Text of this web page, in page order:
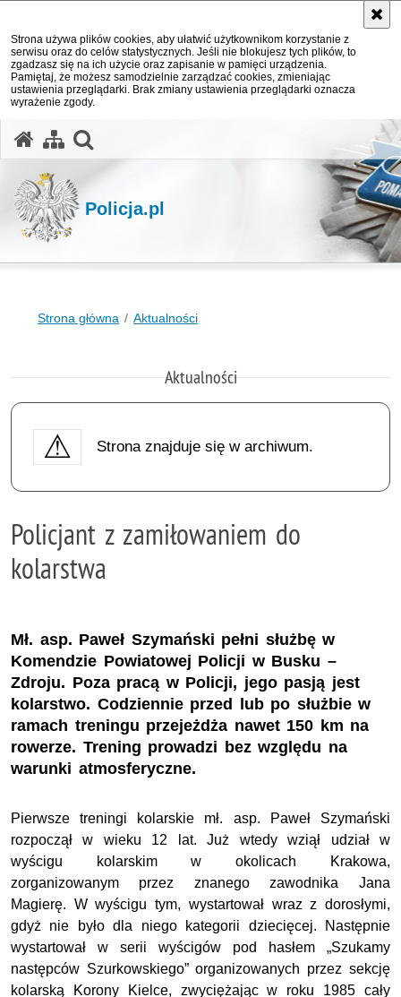
Strona używa plików cookies, aby ułatwić użytkownikom korzystanie z
serwisu oraz do celów statystycznych. Jeśli nie blokujesz tych plików, to
zgadzasz się na ich użycie oraz zapisanie w pamięci urządzenia.
Pamiętaj, że możesz samodzielnie zarządzać cookies, zmieniając
ustawienia przeglądarki. Brak zmiany ustawienia przeglądarki oznacza
wyrażenie zgody.
Policja.pl
Strona główna Aktualności
Aktualności
Strona znajduje się w archiwum.
Policjant z zamiłowaniem do
kolarstwa
Mł. asp. Paweł Szymański pełni służbę w
Komendzie Powiatowej Policji w Busku –
Zdroju. Poza pracą w Policji, jego pasją jest
kolarstwo. Codziennie przed lub po służbie w
ramach treningu przejeżdża nawet 150 km na
rowerze. Trening prowadzi bez względu na
warunki atmosferyczne.
Pierwsze treningi kolarskie mł. asp. Paweł Szymański
rozpoczął w wieku 12 lat. Już wtedy wziął udział w
wyścigu kolarskim w okolicach Krakowa,
zorganizowanym przez znanego zawodnika Jana
Magierę. W wyścigu tym, wystartował wraz z dorosłymi,
gdyż nie było dla niego kategorii dziecięcej. Następnie
wystartował w serii wyścigów pod hasłem „Szukamy
następców Szurkowskiego” organizowanych przez sekcję
kolarską Korony Kielce, zwyciężając w roku 1985 cały